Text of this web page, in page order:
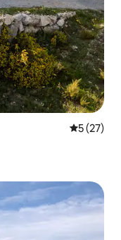
5 (27)